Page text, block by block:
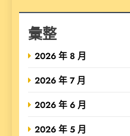
彙整
2026 年 8 月
2026 年 7 月
2026 年 6 月
2026 年 5 月